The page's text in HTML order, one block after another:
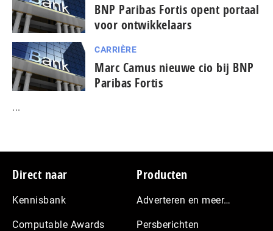
BNP Paribas Fortis opent portaal
voor ontwikkelaars
CARRIÈRE
Marc Camus nieuwe cio bij BNP
Paribas Fortis
...
Footer
Direct naar
Kennisbank
Computable Awards
Producten
Adverteren en meer…
Persberichten